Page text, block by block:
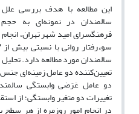
این مطالعه با هدف بررسی
فرهنگسرای امید شهر تهران،
سالمندان مورد مطالعه دارد.
تعیین‌کننده دو عامل زمینه‌ای
دو عامل عَرَضی وابستگی
تغییرات دو متغیر وابستگی؛ از
در انجام امور روزمره از هر سطح